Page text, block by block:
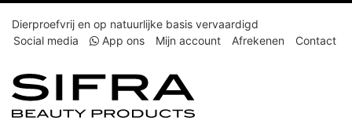
Dierproefvrij en op natuurlijke basis vervaardigd
Social media
App ons Mijn account Afrekenen Contact